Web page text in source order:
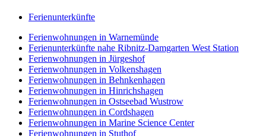
Ferienunterkünfte
Ferienwohnungen in Warnemünde
Ferienunterkünfte nahe Ribnitz-Damgarten West Station
Ferienwohnungen in Jürgeshof
Ferienwohnungen in Volkenshagen
Ferienwohnungen in Behnkenhagen
Ferienwohnungen in Hinrichshagen
Ferienwohnungen in Ostseebad Wustrow
Ferienwohnungen in Cordshagen
Ferienwohnungen in Marine Science Center
Ferienwohnungen in Stuthof